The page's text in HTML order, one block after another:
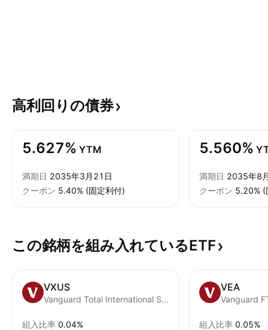
高利回りの債券
5.627% YTM
満期日 2035年3月21日
クーポン 5.40% (固定利付)
5.560%
満期日 2035年8
クーポン 5.20% (
この銘柄を組み入れているETF
VXUS
Vanguard Total International Stock ETF
組入比率 0.04%
VEA
組入比率 0.05%